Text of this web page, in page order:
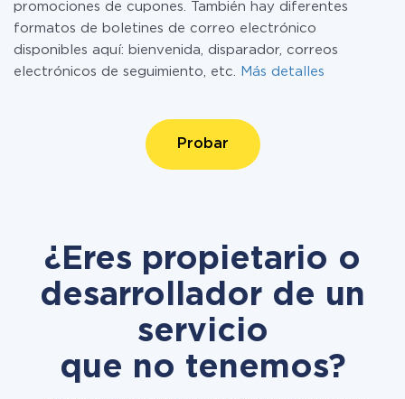
promociones de cupones. También hay diferentes
formatos de boletines de correo electrónico
disponibles aquí: bienvenida, disparador, correos
electrónicos de seguimiento, etc.
Más detalles
Probar
¿Eres propietario o
desarrollador de un
servicio
que no tenemos?